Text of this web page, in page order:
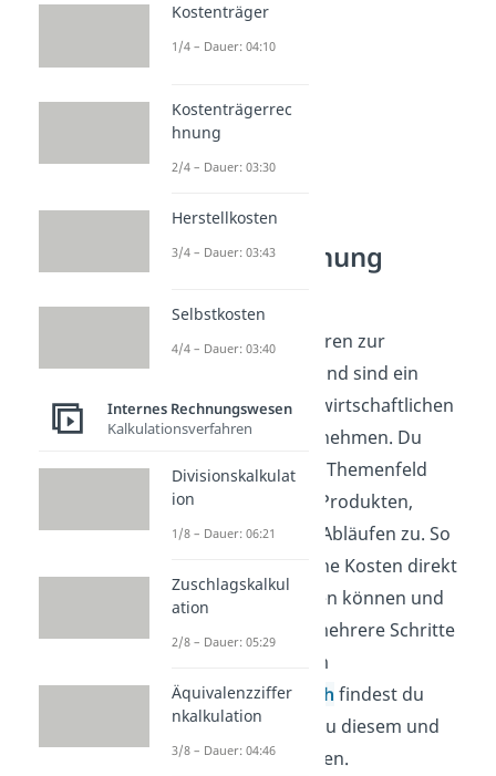
Kostenrechnung
Einzelkosten gehören zur
Kostenrechnung und sind ein
wichtiger Teil der wirtschaftlichen
Planung im Unternehmen. Du
ordnest in diesem Themenfeld
Kosten einzelnen Produkten,
Abteilungen oder Abläufen zu. So
erkennst du, welche Kosten direkt
zugeordnet werden können und
welche nur über mehrere Schritte
verteilt werden. Im
Wirtschaftsbereich findest du
passende Videos zu diesem und
verwandten Themen.
Kostenträger
1/4 – Dauer: 04:10
Kostenträgerrec
hnung
2/4 – Dauer: 03:30
Herstellkosten
3/4 – Dauer: 03:43
Selbstkosten
4/4 – Dauer: 03:40
Internes Rechnungswesen
Kalkulationsverfahren
Divisionskalkulat
ion
1/8 – Dauer: 06:21
Zuschlagskalkul
ation
2/8 – Dauer: 05:29
Äquivalenzziffer
nkalkulation
3/8 – Dauer: 04:46